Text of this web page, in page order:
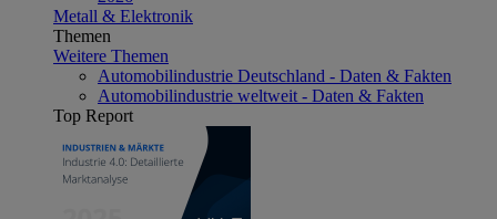
Metall & Elektronik
Themen
Weitere Themen
Automobilindustrie Deutschland - Daten & Fakten
Automobilindustrie weltweit - Daten & Fakten
Top Report